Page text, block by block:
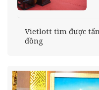
Vietlott tìm được
đồng